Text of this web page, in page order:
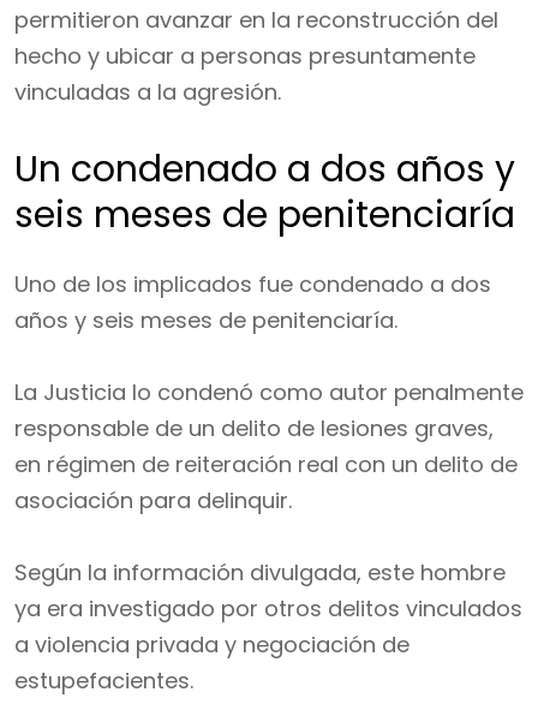
permitieron avanzar en la reconstrucción del
hecho y ubicar a personas presuntamente
vinculadas a la agresión.
Un condenado a dos años y
seis meses de penitenciaría
Uno de los implicados fue condenado a dos
años y seis meses de penitenciaría.
La Justicia lo condenó como autor penalmente
responsable de un delito de lesiones graves,
en régimen de reiteración real con un delito de
asociación para delinquir.
Según la información divulgada, este hombre
ya era investigado por otros delitos vinculados
a violencia privada y negociación de
estupefacientes.